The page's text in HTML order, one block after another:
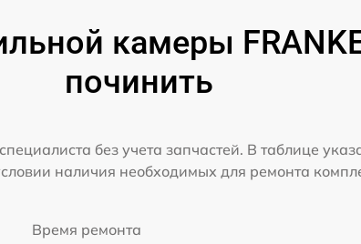
камеры
починить
без учета запчастей. В таблице
наличия необходимых для ремонта
Время ремонта